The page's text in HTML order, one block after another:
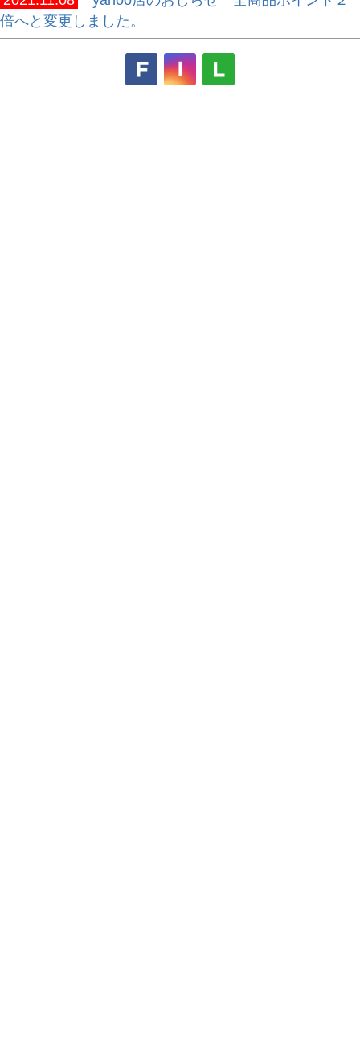
倍へと変更しました。